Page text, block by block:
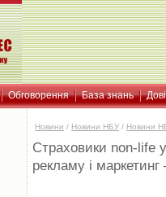
Обговорення База знань
Новини / Новини НБУ / Новини
Страховики non-life
рекламу і